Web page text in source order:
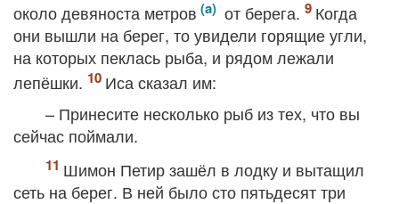
около девяноста метров
от берега.
Когда
они вышли на берег, то увидели горящие угли,
на которых пеклась рыба, и рядом лежали
лепёшки.
Иса сказал им:
– Принесите несколько рыб из тех, что вы
сейчас поймали.
Шимон Петир зашёл в лодку и вытащил
сеть на берег. В ней было сто пятьдесят три